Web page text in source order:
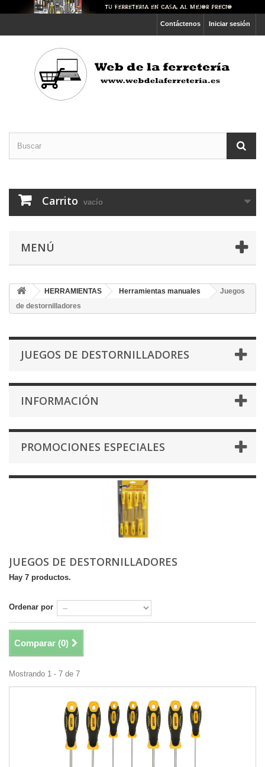
Iniciar sesión
Contáctenos
Carrito vacío
MENÚ
HERRAMIENTAS Herramientas manuales
Juegos
de destornilladores
JUEGOS DE DESTORNILLADORES
INFORMACIÓN
PROMOCIONES ESPECIALES
JUEGOS DE DESTORNILLADORES
Hay 7 productos.
Ordenar por
Comparar (0)
Mostrando 1 - 7 de 7